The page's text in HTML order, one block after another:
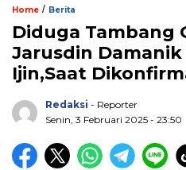
Home / Berita
Diduga Tambang
Jarusdin
Ijin,Saat
Redaksi - Reporter
Senin, 3 Februari 2025 - 23:50